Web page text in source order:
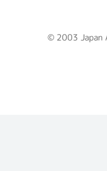
© 2003 Japan